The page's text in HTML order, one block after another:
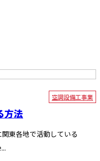
空調設備工事業
方法
東各地で活動している